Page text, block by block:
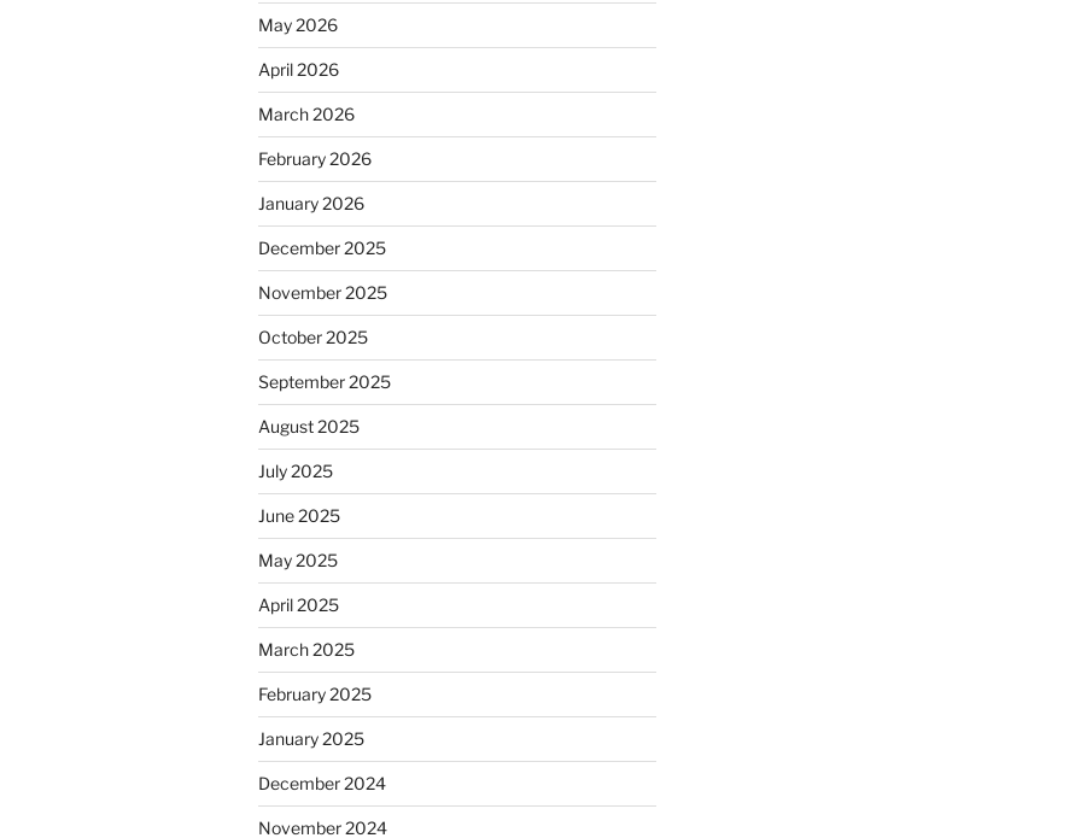
May 2026
April 2026
March 2026
February 2026
January 2026
December 2025
November 2025
October 2025
September 2025
August 2025
July 2025
June 2025
May 2025
April 2025
March 2025
February 2025
January 2025
December 2024
November 2024